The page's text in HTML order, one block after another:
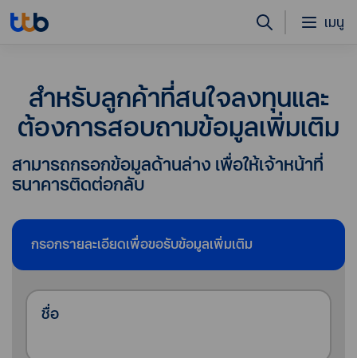
เมนู
สำหรับลูกค้าที่สนใจลงทุนและ
ต้องการสอบถามข้อมูลเพิ่มเติม
สามารถกรอกข้อมูลด้านล่าง เพื่อให้เจ้าหน้าที่
ธนาคารติดต่อกลับ
กรอกรายละเอียดเพื่อขอรับข้อมูลเพิ่มเติม
ชื่อ